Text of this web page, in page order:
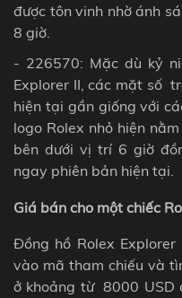
được tôn vinh nhờ ánh
8 giờ.
- 226570: Mặc dù kỷ
Explorer II, các mặt số
hiện tại gần giống với
logo Rolex nhỏ hiện
bên dưới vị trí 6 giờ
ngay phiên bản hiện tại.
Giá bán cho một chiếc
Đồng hồ Rolex
vào mã tham chiếu và
ở khoảng từ 8000 USD